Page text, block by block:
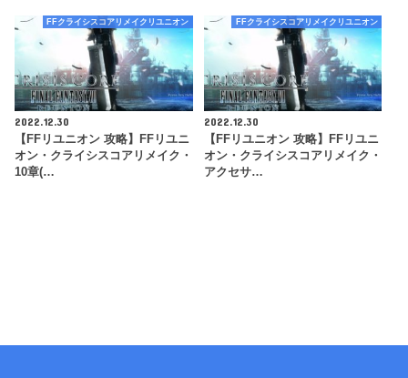
FFクライシスコアリメイクリユニオン
2022.12.30
【FFリユニオン 攻略】FFリユニ
オン・クライシスコアリメイク・
10章(…
FFクライシスコアリメイクリユニオン
2022.12.30
【FFリユニオン 攻略】FFリユニ
オン・クライシスコアリメイク・
アクセサ…